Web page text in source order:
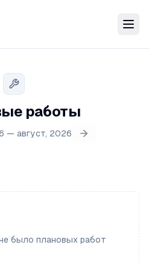
работы
— август, 2026
было плановых работ